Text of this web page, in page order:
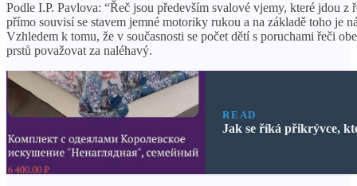
Podle I.P. Pavlova: “Řeč jsou především svalové vjemy, které jdou
přímo souvisí se stavem jemné motoriky rukou a na základě toho je
Vzhledem k tomu, že v současnosti se počet dětí s poruchami řeči
prstů považovat za naléhavý.
READ
Jak se říká přikrývce,